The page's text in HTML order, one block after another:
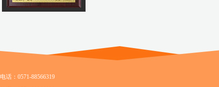
电话：0571-88566319